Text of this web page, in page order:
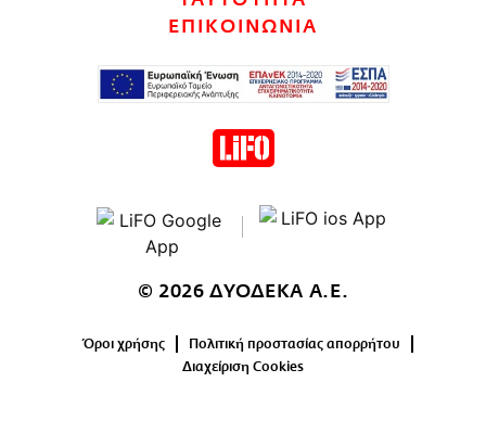
ΕΠΙΚΟΙΝΩΝΙΑ
© 2026 ΔΥΟΔΕΚΑ Α.Ε.
Όροι χρήσης
Πολιτική προστασίας απορρήτου
Διαχείριση Cookies